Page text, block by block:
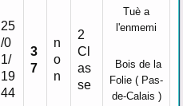
25
/0
1/
19
44
3
7
n
o
n
2
Cl
as
se
Tuè a
l'enmemi
Bois de la
Folie ( Pas-
de-Calais )